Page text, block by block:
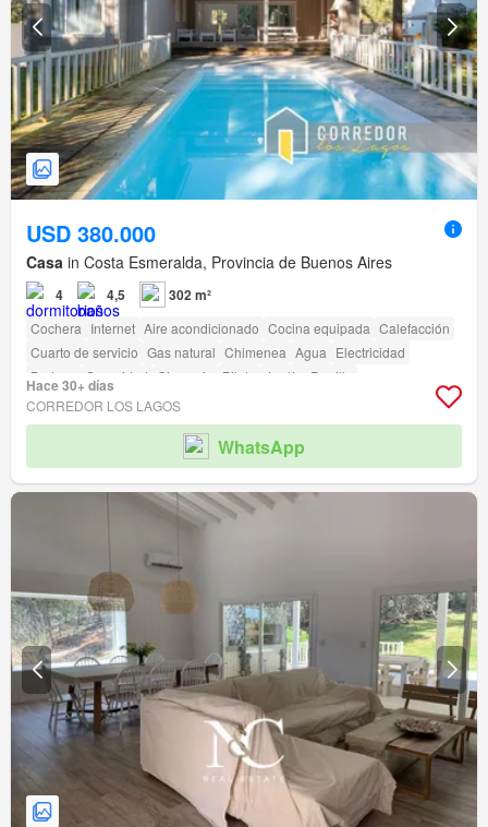
USD 380.000
Casa in Costa Esmeralda, Provincia de Buenos Aires
4 4,5 302 m²
Cochera Internet Aire acondicionado Cocina equipada Calefacción
Cuarto de servicio Gas natural Chimenea Agua Electricidad
Bodega
Seguridad Gimnasio Pileta Jardín Parrilla
Hace 30+ días
CORREDOR LOS LAGOS
WhatsApp